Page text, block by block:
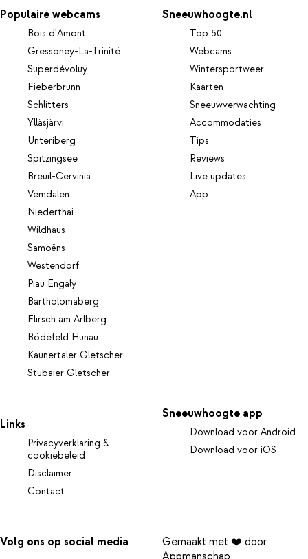
Populaire webcams
Bois d'Amont
Gressoney-La-Trinité
Superdévoluy
Fieberbrunn
Schlitters
Ylläsjärvi
Unteriberg
Spitzingsee
Breuil-Cervinia
Vemdalen
Niederthai
Wildhaus
Samoëns
Westendorf
Piau Engaly
Bartholomäberg
Flirsch am Arlberg
Bödefeld Hunau
Kaunertaler Gletscher
Stubaier Gletscher
Sneeuwhoogte.nl
Top 50
Webcams
Wintersportweer
Kaarten
Sneeuwverwachting
Accommodaties
Tips
Reviews
Live updates
App
Links
Privacyverklaring &
cookiebeleid
Disclaimer
Contact
Sneeuwhoogte app
Download voor Android
Download voor iOS
Volg ons op social media
Gemaakt met ❤️ door